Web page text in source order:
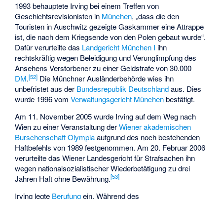
1993 behauptete Irving bei einem Treffen von
Geschichtsrevisionisten in München, „dass die den
Touristen in Auschwitz gezeigte Gaskammer eine Attrappe
ist, die nach dem Kriegsende von den Polen gebaut wurde“.
Dafür verurteilte das Landgericht München I ihn
rechtskräftig wegen Beleidigung und Verunglimpfung des
Ansehens Verstorbener zu einer Geldstrafe von 30.000
DM.[52] Die Münchner Ausländerbehörde wies ihn
unbefristet aus der Bundesrepublik Deutschlandaus. Dies
wurde 1996 vomVerwaltungsgericht Münchenbestätigt.
Am 11. November 2005 wurde Irving auf dem Weg nach
Wien zu einer Veranstaltung derWiener akademischen
Burschenschaft Olympiaaufgrund des noch bestehenden
Haftbefehls von 1989 festgenommen. Am 20. Februar 2006
verurteilte das Wiener Landesgericht für Strafsachen ihn
wegen nationalsozialistischer Wiederbetätigung zu drei
Jahren Haft ohne Bewährung.[53]
Irving legte Berufungein. Während des